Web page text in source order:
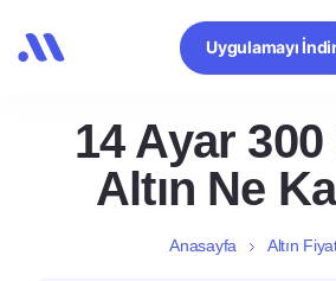
Uygulamayı
14 Ayar
Altın Ne
Anasayfa Altın